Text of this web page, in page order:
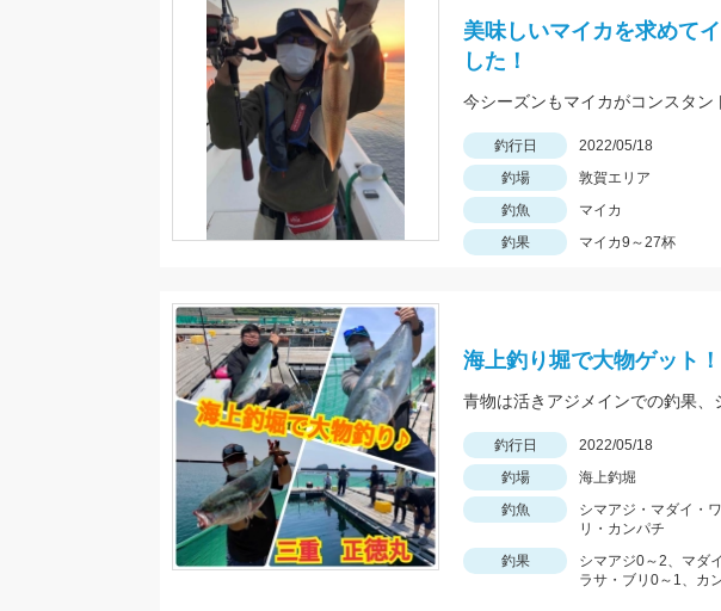
美味しいマイカを求めて
した！
釣行日 2022/05/18
釣場
敦賀エリア
釣魚
マイカ
釣果
マイカ9～27杯
海上釣り堀で大物ゲット
釣行日 2022/05/18
釣場
海上釣堀
釣魚
シマアジ・マダイ・
リ・カンパチ
釣果
シマアジ0～2、マダ
ラサ・ブリ0～1、カ